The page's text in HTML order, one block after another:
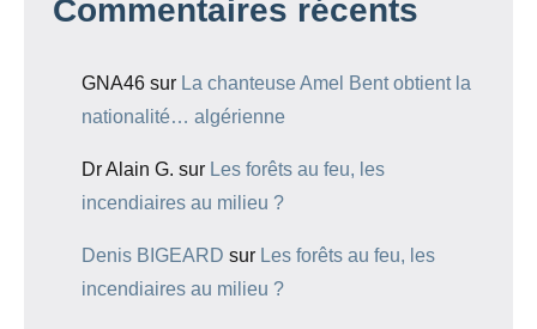
Commentaires récents
GNA46 sur La chanteuse Amel Bent obtient la
nationalité… algérienne
Dr Alain G. sur Les forêts au feu, les
incendiaires au milieu ?
Denis BIGEARD sur Les forêts au feu, les
incendiaires au milieu ?